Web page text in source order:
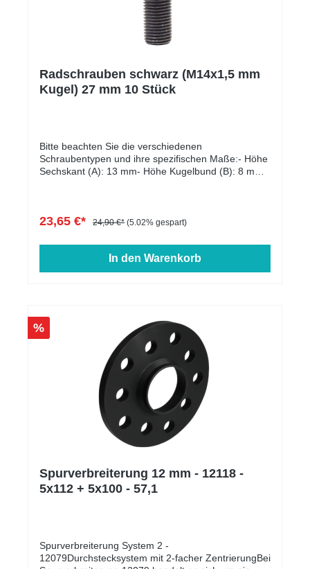
Radschrauben schwarz (M14x1,5 mm
Kugel) 27 mm 10 Stück
Bitte beachten Sie die verschiedenen
Schraubentypen und ihre spezifischen Maße:- Höhe
Sechskant (A): 13 mm- Höhe Kugelbund (B): 8 mm-
23,65 €* 24,90 €* (5.02% gespart)
In den Warenkorb
%
Spurverbreiterung 12 mm - 12118 -
5x112 + 5x100 - 57,1
Spurverbreiterung System 2 -
12079Durchstecksystem mit 2-facher ZentrierungBei